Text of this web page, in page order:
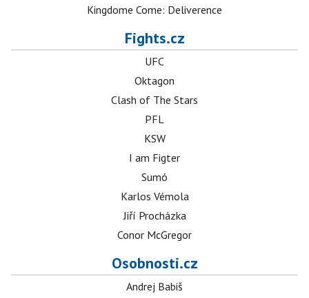
Kingdome Come: Deliverence
Fights.cz
UFC
Oktagon
Clash of The Stars
PFL
KSW
I am Figter
Sumó
Karlos Vémola
Jiří Procházka
Conor McGregor
Osobnosti.cz
Andrej Babiš